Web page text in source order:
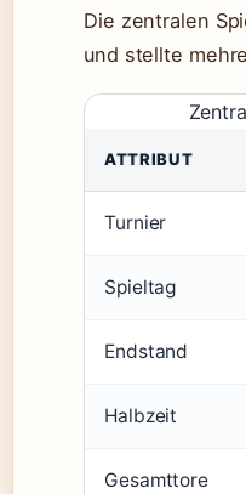
Die zentralen
und stellte
ATTRIBUT
Turnier
Spieltag
Endstand
Halbzeit
Gesamttore